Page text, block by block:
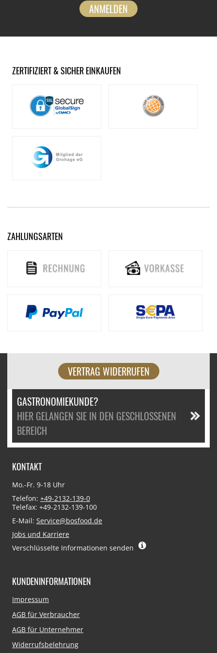
ANMELDEN
ZERTIFIZIERT & SICHER EINKAUFEN
ZAHLUNGSARTEN
VERTRAG WIDERRUFEN
GASTRONOMIEKUNDE?
HIER GELANGEN SIE IN DEN GESCHLOSSENEN
BEREICH
KONTAKT
Mo.-Fr. 9-18 Uhr
Telefon: +49-2132-139-0
Telefax: +49-2132-139-100
E-Mail: Service@bosfood.de
Jobs und Karriere
Verschlüsselte Informationen senden
KUNDENINFORMATIONEN
Navigation
Impressum
AGB für Verbraucher
AGB für Unternehmer
Widerrufsbelehrung